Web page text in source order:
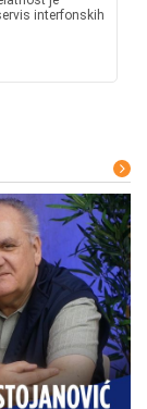
interfonskih